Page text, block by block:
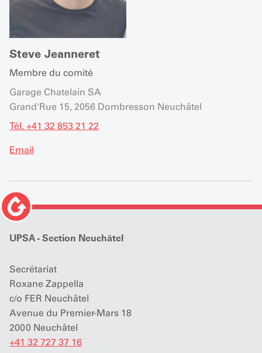
Steve Jeanneret
Membre du comité
Garage Chatelain SA
Grand'Rue 15, 2056 Dombresson Neuchâtel
Tél. +41 32 853 21 22
Email
UPSA - Section Neuchâtel
Secrétariat
Roxane Zappella
c/o FER Neuchâtel
Avenue du Premier-Mars 18
2000 Neuchâtel
+41 32 727 37 16